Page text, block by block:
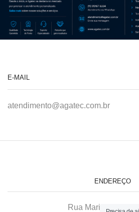
E-MAIL
atendimento@agatec.com.br
ENDEREÇO
Rua Maria Afonso,